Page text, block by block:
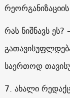
რას ნიშნავს
საერთოდ
7. ახალი